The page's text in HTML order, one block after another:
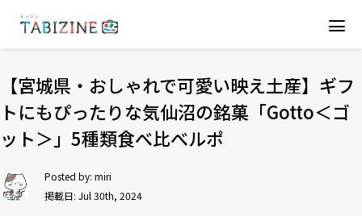
【宮城県・おしゃれで可愛い映え土産】ギフ
トにもぴったりな気仙沼の銘菓「Gotto＜ゴ
ット＞」5種類食べ比べルポ
Posted by: miri
掲載日: Jul 30th, 2024